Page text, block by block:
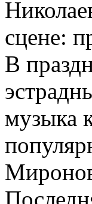
сцене:
В
музыка